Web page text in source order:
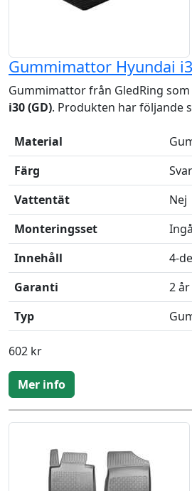
Gummimattor Hyundai
Gummimattor från GledRing
i30 (GD). Produkten har följande
Material
Färg
Vattentät
Nej
Monteringsset
Innehåll
4-
Garanti
2 år
Typ
602 kr
Mer info